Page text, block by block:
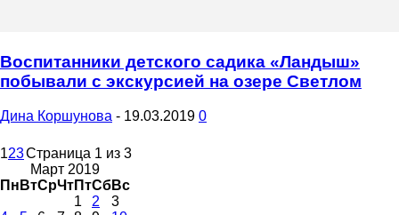
Воспитанники детского садика «Ландыш»
побывали с экскурсией на озере Светлом
Дина Коршунова - 19.03.2019 0
123Страница 1 из 3
Март 2019
Пн ВтСрЧтПтСбВс
1
2
3